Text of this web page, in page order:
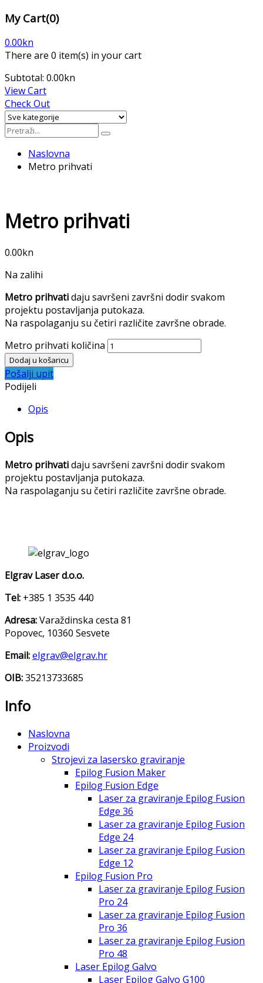
My Cart(0)
0.00kn
There are 0 item(s) in your cart
Subtotal: 0.00kn
View Cart
Check Out
Naslovna
Metro prihvati
Metro prihvati
0.00kn
Na zalihi
Metro prihvatidaju savršeni završni dodir svakom
projektu postavljanja putokaza.
Na raspolaganju su četiri različite završne obrade.
Metro prihvati količina
Dodaj u košaricu
Pošalji upit
Podijeli
Opis
Opis
Metro prihvatidaju savršeni završni dodir svakom
projektu postavljanja putokaza.
Na raspolaganju su četiri različite završne obrade.
Elgrav Laser d.o.o.
Tel: +385 1 3535 440
Adresa:Varaždinska cesta 81
Popovec, 10360 Sesvete
Email:elgrav@elgrav.hr
OIB:35213733685
Info
Naslovna
Proizvodi
Strojevi za lasersko graviranje
Epilog Fusion Maker
Epilog Fusion Edge
Laser za graviranje Epilog Fusion
Edge 36
Laser za graviranje Epilog Fusion
Edge 24
Laser za graviranje Epilog Fusion
Edge 12
Epilog Fusion Pro
Laser za graviranje Epilog Fusion
Pro 24
Laser za graviranje Epilog Fusion
Pro 36
Laser za graviranje Epilog Fusion
Pro 48
Laser Epilog Galvo
Laser Epilog Galvo G100